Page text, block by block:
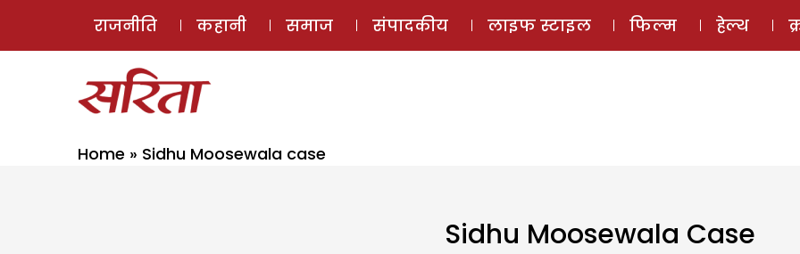
ई-मैगज़ीन
राजनीति कहानी समाज संपादकीय लाइफ स्टाइल फिल्म हेल्थ
Home » Sidhu Moosewala case
Sidhu Moosewala Case